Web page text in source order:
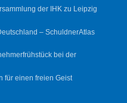
der IHK zu Leipzig
– SchuldnerAtlas
bei der
für einen freien Geist